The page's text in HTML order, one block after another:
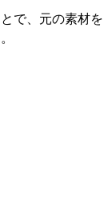
で、元の素材を